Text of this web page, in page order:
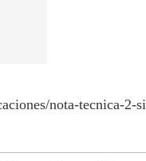
nota-tecnica-2-